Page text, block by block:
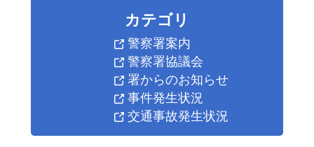
カテゴリ
警察署案内
警察署協議会
署からのお知らせ
事件発生状況
交通事故発生状況